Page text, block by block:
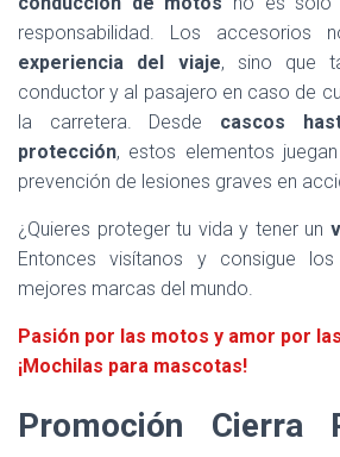
responsabilidad. Los accesorios
experiencia del viaje, sino que
conductor y al pasajero en caso de
la carretera. Desde cascos
protección, estos elementos
prevención de lesiones graves en
¿Quieres proteger tu vida y tener un
Entonces visítanos y consigue
mejores marcas del mundo.
Pasión por las motos y amor por
¡Mochilas para mascotas!
Promoción Cierra